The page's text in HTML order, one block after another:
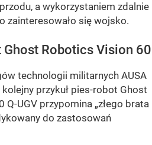
a wykorzystaniem zdalnie
zainteresowało się wojsko.
Robotics Vision 60
technologii militarnych AUSA
przykuł pies-robot Ghost
UGV przypomina „złego brata
do zastosowań